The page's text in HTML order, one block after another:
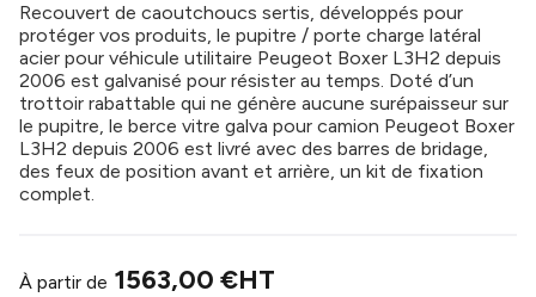
Recouvert de caoutchoucs sertis, développés pour
protéger vos produits, le pupitre / porte charge latéral
acier pour véhicule utilitaire Peugeot Boxer L3H2 depuis
2006 est galvanisé pour résister au temps. Doté d’un
trottoir rabattable qui ne génère aucune surépaisseur sur
le pupitre, le berce vitre galva pour camion Peugeot Boxer
L3H2 depuis 2006 est livré avec des barres de bridage,
des feux de position avant et arrière, un kit de fixation
complet.
À partir de 1563,00 €HT